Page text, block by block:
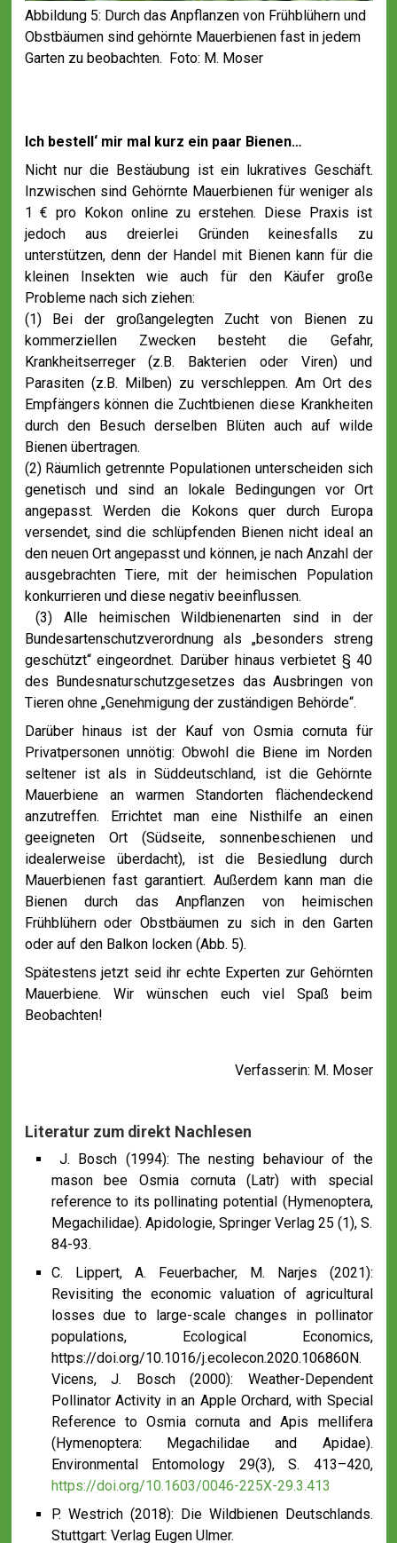
Abbildung 5: Durch das Anpflanzen von Frühblühern und
Obstbäumen sind gehörnte Mauerbienen fast in jedem
Garten zu beobachten. Foto: M. Moser
Ich bestell‘ mir mal kurz ein paar Bienen…
Nicht nur die Bestäubung ist ein lukratives Geschäft.
Inzwischen sind Gehörnte Mauerbienen für weniger als
1 € pro Kokon online zu erstehen. Diese Praxis ist
jedoch aus dreierlei Gründen keinesfalls zu
unterstützen, denn der Handel mit Bienen kann für die
kleinen Insekten wie auch für den Käufer große
Probleme nach sich ziehen:
(1) Bei der großangelegten Zucht von Bienen zu
kommerziellen Zwecken besteht die Gefahr,
Krankheitserreger (z.B. Bakterien oder Viren) und
Parasiten (z.B. Milben) zu verschleppen. Am Ort des
Empfängers können die Zuchtbienen diese Krankheiten
durch den Besuch derselben Blüten auch auf wilde
Bienen übertragen.
(2) Räumlich getrennte Populationen unterscheiden sich
genetisch und sind an lokale Bedingungen vor Ort
angepasst. Werden die Kokons quer durch Europa
versendet, sind die schlüpfenden Bienen nicht ideal an
den neuen Ort angepasst und können, je nach Anzahl der
ausgebrachten Tiere, mit der heimischen Population
konkurrieren und diese negativ beeinflussen.
(3) Alle heimischen Wildbienenarten sind in der
Bundesartenschutzverordnung als „besonders streng
geschützt“ eingeordnet. Darüber hinaus verbietet § 40
des Bundesnaturschutzgesetzes das Ausbringen von
Tieren ohne „Genehmigung der zuständigen Behörde“.
Darüber hinaus ist der Kauf von Osmia cornuta für
Privatpersonen unnötig: Obwohl die Biene im Norden
seltener ist als in Süddeutschland, ist die Gehörnte
Mauerbiene an warmen Standorten flächendeckend
anzutreffen. Errichtet man eine Nisthilfe an einen
geeigneten Ort (Südseite, sonnenbeschienen und
idealerweise überdacht), ist die Besiedlung durch
Mauerbienen fast garantiert. Außerdem kann man die
Bienen durch das Anpflanzen von heimischen
Frühblühern oder Obstbäumen zu sich in den Garten
oder auf den Balkon locken (Abb. 5).
Spätestens jetzt seid ihr echte Experten zur Gehörnten
Mauerbiene. Wir wünschen euch viel Spaß beim
Beobachten!
Verfasserin: M. Moser
Literatur zum direkt Nachlesen
J. Bosch (1994): The nesting behaviour of the
mason bee Osmia cornuta (Latr) with special
reference to its pollinating potential (Hymenoptera,
Megachilidae). Apidologie, Springer Verlag 25 (1), S.
84-93.
C. Lippert, A. Feuerbacher, M. Narjes (2021):
Revisiting the economic valuation of agricultural
losses due to large-scale changes in pollinator
populations, Ecological Economics,
https://doi.org/10.1016/j.ecolecon.2020.106860N.
Vicens, J. Bosch (2000): Weather-Dependent
Pollinator Activity in an Apple Orchard, with Special
Reference to Osmia cornuta and Apis mellifera
(Hymenoptera: Megachilidae and Apidae).
Environmental Entomology 29(3), S. 413–420,
https://doi.org/10.1603/0046-225X-29.3.413
P. Westrich (2018): Die Wildbienen Deutschlands.
Stuttgart: Verlag Eugen Ulmer.